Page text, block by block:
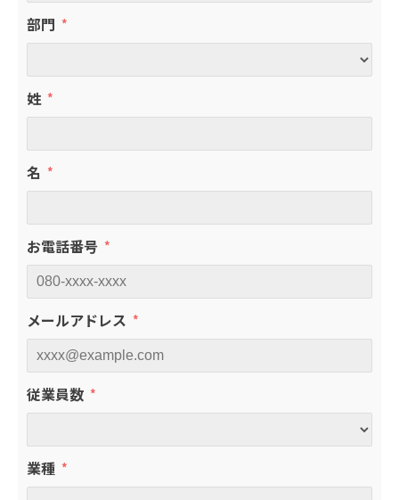
部門
姓
名
お電話番号
メールアドレス
従業員数
業種